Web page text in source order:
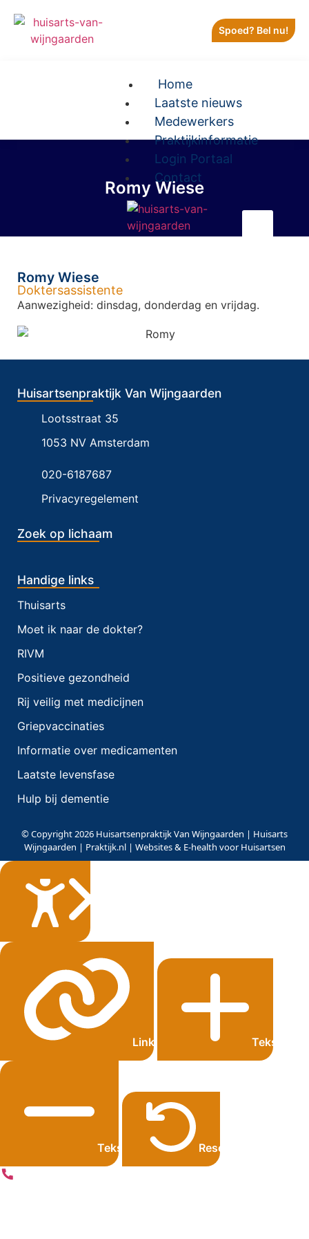
Spoed? Bel nu!
Home
Laatste nieuws
Medewerkers
Praktijkinformatie
Login Portaal
Contact
Romy Wiese
Romy Wiese
Doktersassistente
Aanwezigheid: dinsdag, donderdag en vrijdag.
Huisartsenpraktijk Van Wijngaarden
Lootsstraat 35
1053 NV Amsterdam
020-6187687
Privacyregelement
Zoek op lichaam
Handige links
Thuisarts
Moet ik naar de dokter?
RIVM
Positieve gezondheid
Rij veilig met medicijnen
Griepvaccinaties
Informatie over medicamenten
Laatste levensfase
Hulp bij dementie
© Copyright 2026 Huisartsenpraktijk Van Wijngaarden | Huisarts
Wijngaarden | Praktijk.nl | Websites & E-health voor Huisartsen
Links onderstrepen Tekst
Tekst kleiner Resetten